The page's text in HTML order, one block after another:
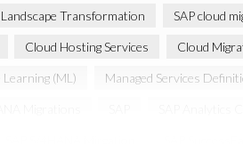
Landscape Transformation SAP cloud
Cloud Hosting Services Cloud
Learning (ML) Managed Services